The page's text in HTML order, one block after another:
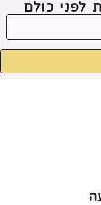
לפני כולם